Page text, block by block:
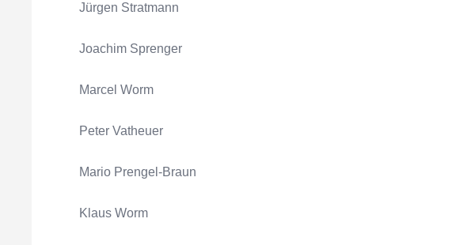
Jürgen Stratmann
Joachim Sprenger
Marcel Worm
Peter Vatheuer
Mario Prengel-Braun
Klaus Worm